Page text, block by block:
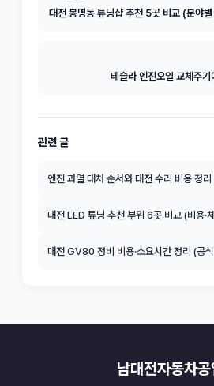
대전 봉명동 튜닝샵 추천 5곳 비교 (분야별
테슬라 엔진오일 교체주
관련 글
엔진 과열 대처 순서와 대전 수리 비용 정
대전 LED 튜닝 추천 부위 6곳 비교 (비용·
대전 GV80 정비 비용·소요시간 정리 (공
남대전자동차